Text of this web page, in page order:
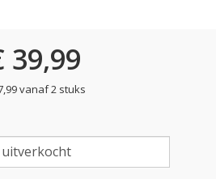
39,99
vanaf 2 stuks